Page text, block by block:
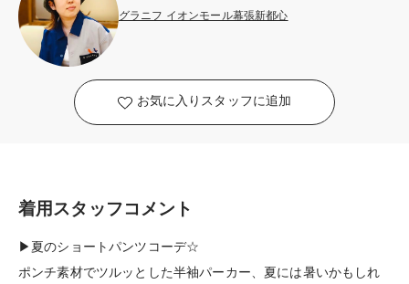
グラニフ イオンモール幕張新都心
お気に入りスタッフに追加
着用スタッフコメント
▶︎夏のショートパンツコーデ☆
ポンチ素材でツルッとした半袖パーカー、夏には暑いかもしれ